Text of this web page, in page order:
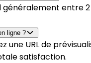
généralement entre
ligne ?
une URL de
satisfaction.